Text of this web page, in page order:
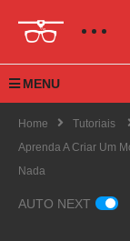
MENU
Home
Tutoriais
Aprenda A Criar Um
Nada
AUTO NEXT